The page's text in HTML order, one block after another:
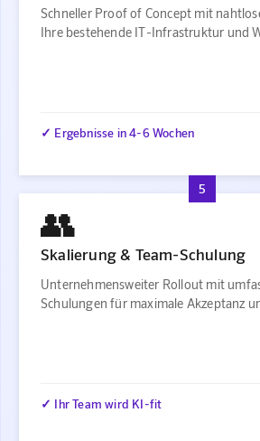
Schneller Proof of Concept mit
Ihre bestehende IT-Infrastruktur und
✓ Ergebnisse in 4-6 Wochen
5
👥
Skalierung & Team-Schulung
Unternehmensweiter Rollout mit
Schulungen für maximale Akzeptanz
✓ Ihr Team wird KI-fit